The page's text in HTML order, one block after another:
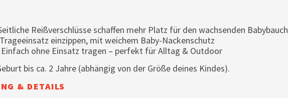
Reißverschlüsse schaffen mehr Platz für den wachsenden Babybauch
Trageeinsatz einzippen, mit weichem Baby-Nackenschutz
Einfach ohne Einsatz tragen – perfekt für Alltag & Outdoor
bis ca. 2 Jahre (abhängig von der Größe deines Kindes).
& DETAILS